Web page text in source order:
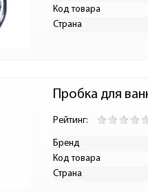
Код товара
Страна
Пробка для
Рейтинг:
Бренд
Код товара
Страна